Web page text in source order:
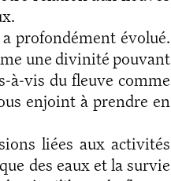
profondément évolué.
une divinité pouvant
à-vis du fleuve comme
enjoint à prendre en
liées aux activités
des eaux et la survie